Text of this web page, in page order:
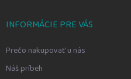
INFORMÁCIE PRE VÁS
Prečo nakupovať u nás
Náš príbeh